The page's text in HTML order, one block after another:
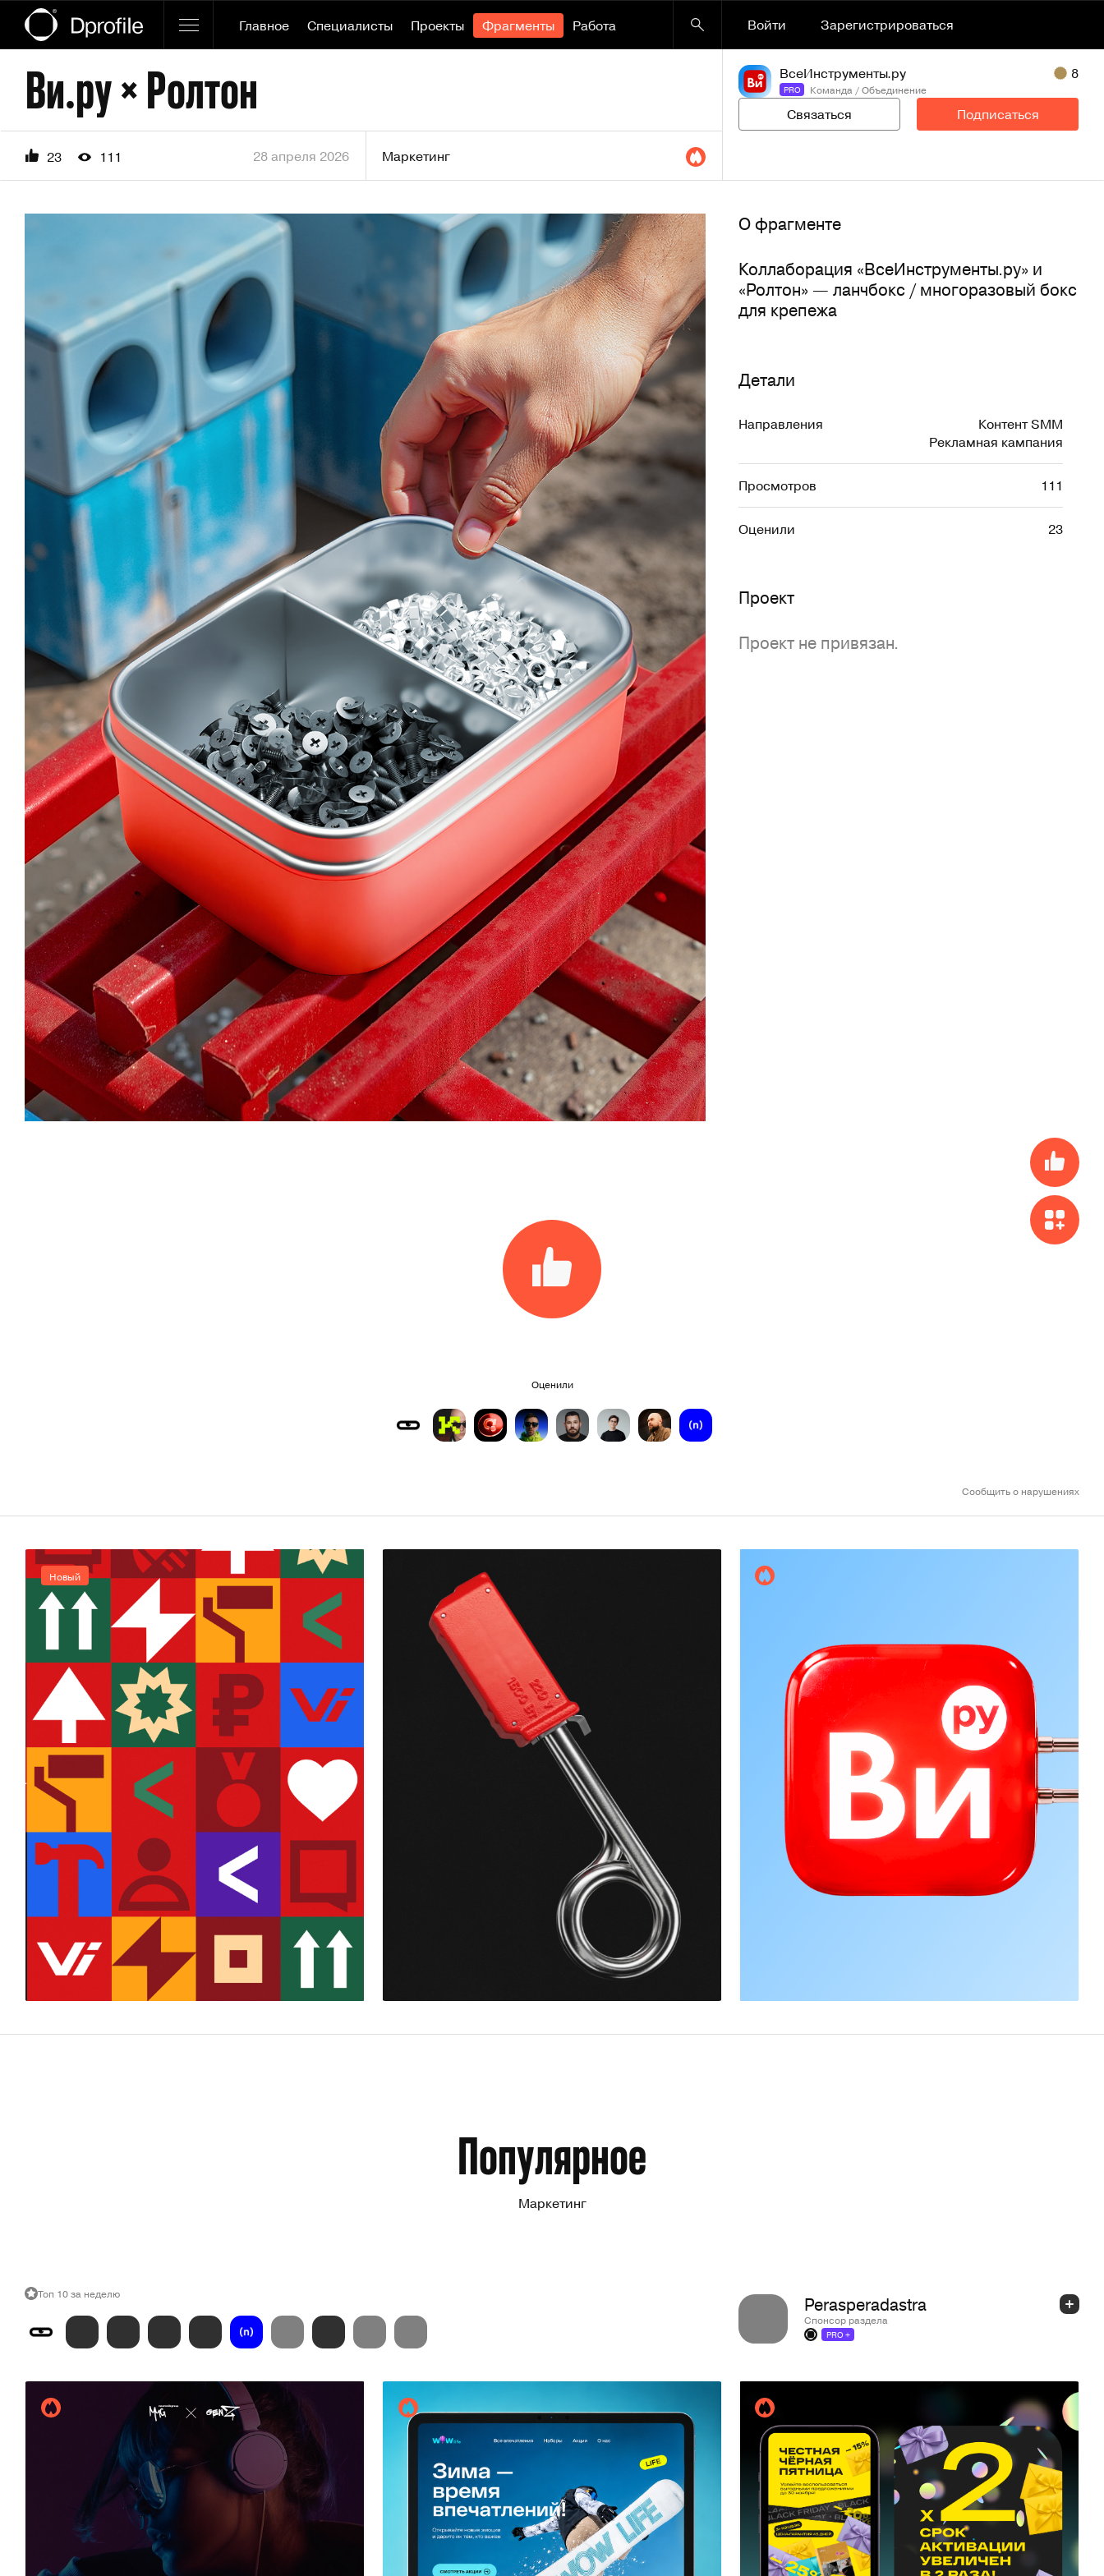
Главное Специалисты Проекты Фрагменты Работа Войти Зарегистрироваться
Ви.ру × Ролтон
23 111 28 апреля 2026 Маркетинг
ВсеИнструменты.ру
PRO Команда / Объединение
8
Связаться Подписаться
О фрагменте
Коллаборация «ВсеИнструменты.ру» и
«Ролтон» — ланчбокс / многоразовый бокс
для крепежа
Детали
Направления
Контент SMM
Рекламная кампания
Просмотров 111
Оценили 23
Проект
Проект не привязан.
Оценили
Сообщить о нарушениях
Новый
ВсеИнструменты.ру
Популярное
Маркетинг
Топ 10 за неделю Perasperadastra
Спонсор раздела
PRO +